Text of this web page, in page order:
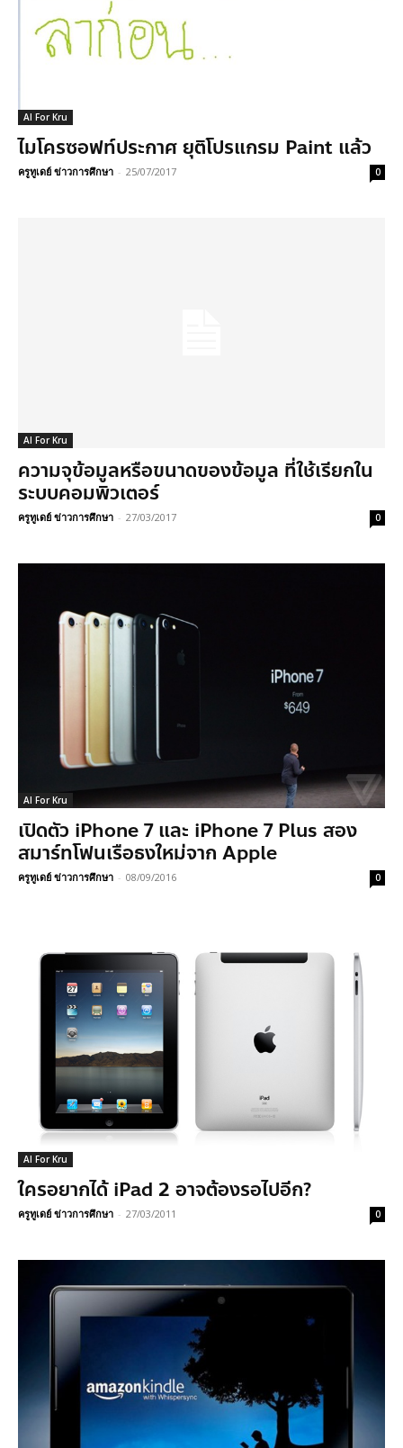
AI For Kru
ไมโครซอฟท์ประกาศ ยุติโปรแกรม Paint แล้ว
ครูทูเดย์ ข่าวการศึกษา - 25/07/2017 0
AI For Kru
ความจุข้อมูลหรือขนาดของข้อมูล ที่ใช้เรียกใน
ระบบคอมพิวเตอร์
ครูทูเดย์ ข่าวการศึกษา - 27/03/2017 0
AI For Kru
เปิดตัว iPhone 7 และ iPhone 7 Plus สอง
สมาร์ทโฟนเรือธงใหม่จาก Apple
ครูทูเดย์ ข่าวการศึกษา - 08/09/2016 0
AI For Kru
ใครอยากได้ iPad 2 อาจต้องรอไปอีก?
ครูทูเดย์ ข่าวการศึกษา - 27/03/2011 0